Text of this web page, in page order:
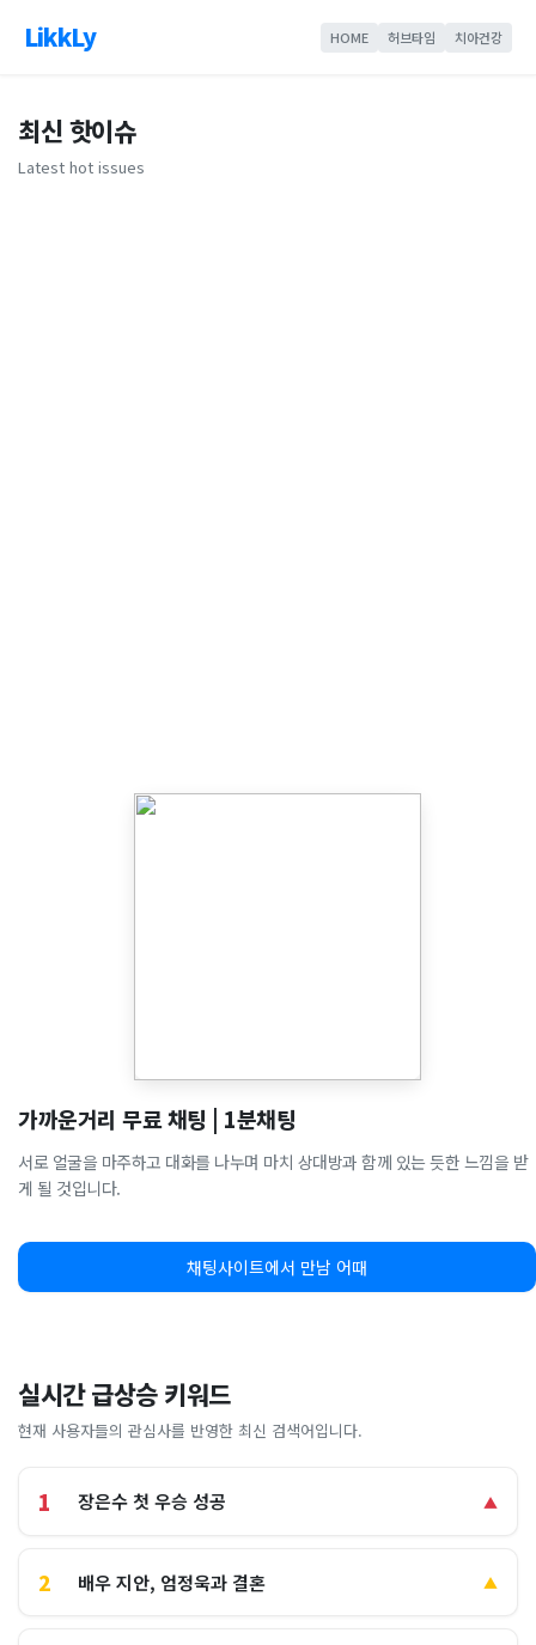
LikkLy HOME 허브타임 치아건강
최신 핫이슈
Latest hot issues
가까운거리 무료 채팅 | 1분채팅
서로 얼굴을 마주하고 대화를 나누며 마치 상대방과 함께 있는 듯한 느낌을 받
게 될 것입니다.
채팅사이트에서 만남 어때
실시간 급상승 키워드
현재 사용자들의 관심사를 반영한 최신 검색어입니다.
1 장은수 첫 우승 성공 ▲
2 배우 지안, 엄정욱과 결혼 ▲